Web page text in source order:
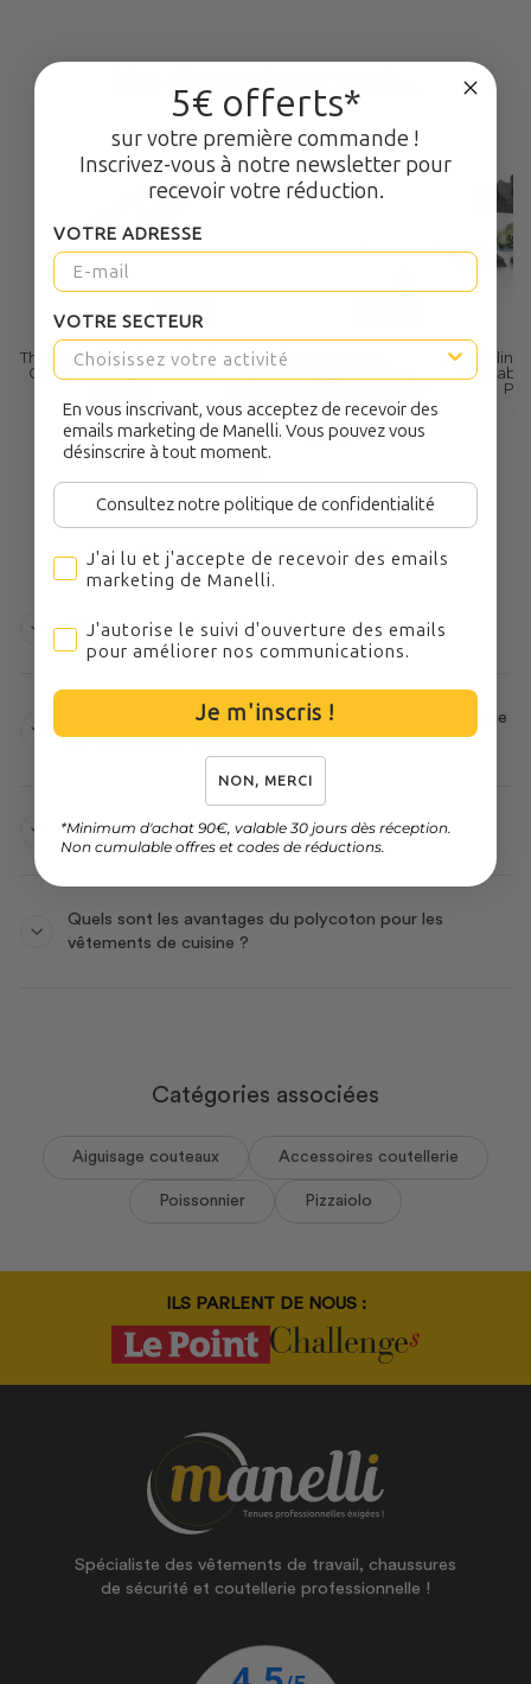
Nos clients aiment aussi...
NOUVEAU
Thermomètre à Sonde de
Cuisine -40°/+240°C - DE
45,90€
Sac Couteaux
1 Fusil) avec Sac Tablier -
PRADEL
49,50€
Questions fréquentes
D’où proviennent vos tissus ?
Comment laver des vêtements de cuisine composés de
65 % polyester et 35 % coton ?
D’où sont expédiées vos commandes ?
Quels sont les avantages du polycoton pour les
vêtements de cuisine ?
Catégories associées
Aiguisage couteaux Accessoires coutellerie
Poissonnier Pizzaiolo
ILS PARLENT DE NOUS :
Spécialiste des vêtements de travail, chaussures
de sécurité et coutellerie professionnelle !
5€ offerts*
sur votre première commande !
Inscrivez-vous à notre newsletter pour
recevoir votre réduction.
VOTRE ADRESSE
VOTRE SECTEUR
En vous inscrivant, vous acceptez de recevoir des
emails marketing de Manelli. Vous pouvez vous
désinscrire à tout moment.
Consultez notre politique de confidentialité
J'ai lu et j'accepte de recevoir des emails marketing
J'ai lu et j'accepte de recevoir des emails
marketing de Manelli.
J'autorise le suivi d'ouverture des emails pour
J'autorise le suivi d'ouverture des emails
pour améliorer nos communications.
Je m'inscris !
NON, MERCI
*Minimum d'achat 90€, valable 30 jours dès réception.
Non cumulable offres et codes de réductions.